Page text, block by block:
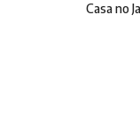
Casa no